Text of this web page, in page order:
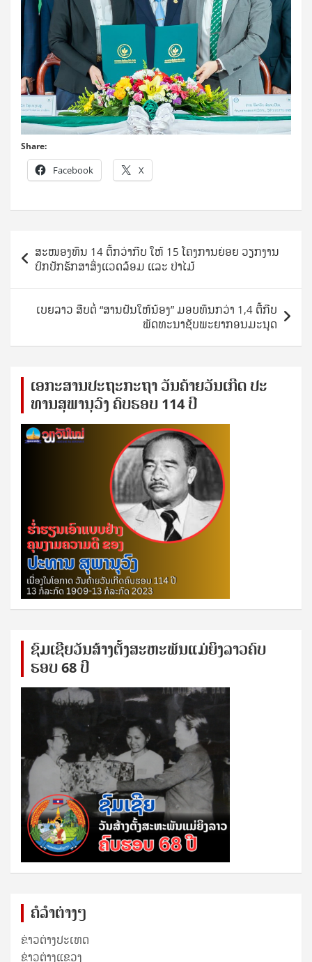
Share:
Facebook X
navigation
ສະໜອງທຶນ 14 ຕື້ກວ່າກີບ ໃຫ້ 15 ໂຄງການຍ່ອຍ ວຽກງານ
ປົກປັກຮັກສາສິ່ງແວດລ້ອມ ແລະ ປ່າໄມ້
ເບຍລາວ ສືບຕໍ່ “ສານຝັນໃຫ້ນ້ອງ” ມອບທຶນກວ່າ 1,4 ຕື້ກີບ
ພັດທະນາຊັບພະຍາກອນມະນຸດ
ເອ​ກະ​ສານ​ປະ​ຖະ​ກະ​ຖ​າ ວັນ​ຄ້າຍ​ວັນ​ເກີດ ປ​ະ​
ທານ​ສຸ​ພາ​ນຸ​ວົງ ຄົບ​ຮອບ 114 ປີ
ຊົ​ມ​ເຊີຍ​ວັນ​ສ້າງ​ຕັ້ງ​ສະ​ຫະ​ພັນ​ແມ່​ຍິງ​​ລາວຄົບ​
ຮອບ 68 ປິ
ຄໍລຳຕ່າງໆ
ຂ່າວຕ່າງປະເທດ
ຂ່າວ​ຕ່າງ​ແຂວງ